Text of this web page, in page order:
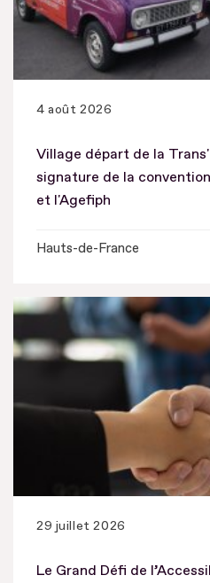
4 août 2026
Village départ de la
signature de la
et l'Agefiph
Hauts-de-France
29 juillet 2026
Le Grand Défi de